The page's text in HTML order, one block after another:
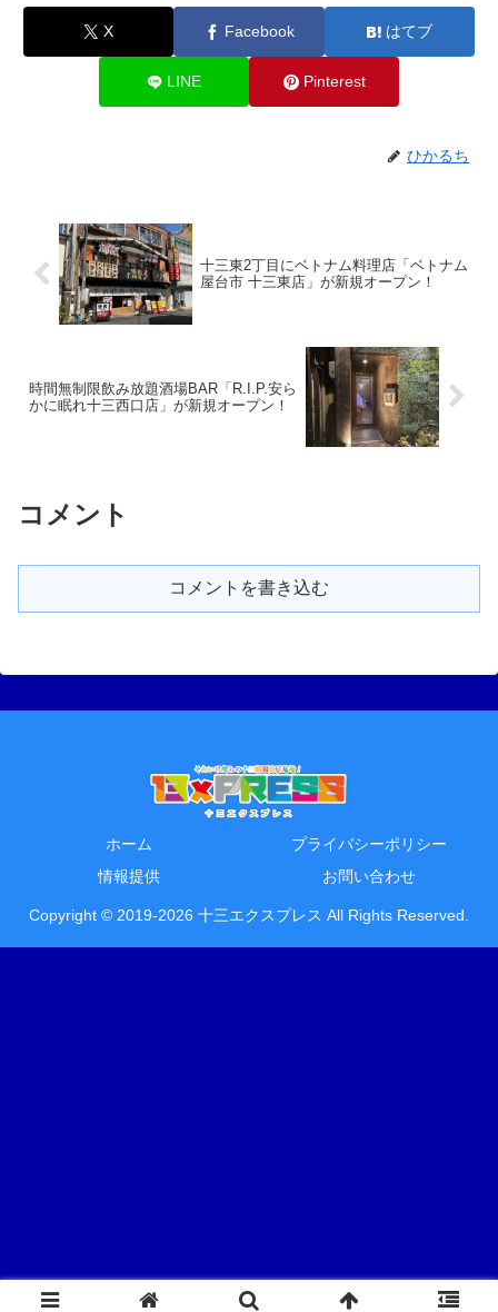
X Facebook はてブ
LINE Pinterest
ひかるち
十三東2丁目にベトナム料理店「ベトナム
屋台市 十三東店」が新規オープン！
時間無制限飲み放題酒場BAR「R.I.P.安ら
かに眠れ十三西口店」が新規オープン！
コメント
コメントを書き込む
ホーム
プライバシーポリシー
情報提供
お問い合わせ
Copyright © 2019-2026 十三エクスプレス All Rights Reserved.